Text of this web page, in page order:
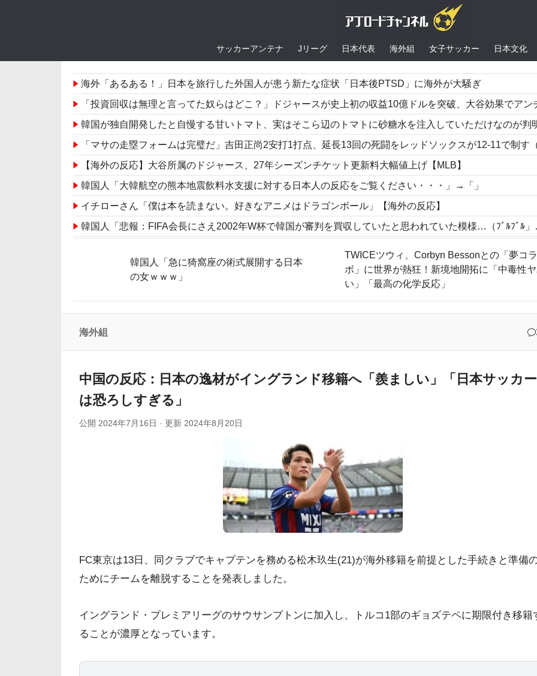
サッカーアンテナ Jリーグ 日本代表 海外組 女子サッカー 日本文化
海外「あるある！」日本を旅行した外国人が患う新たな症状「日本後PTSD」に海外が大騒ぎ
「投資回収は無理と言ってた奴らはどこ？」ドジャースが史上初の収益10億ドルを突破、大谷効果でアンチに皮肉の声も【海外の反応
韓国が独自開発したと自慢する甘いトマト、実はそこら辺のトマトに砂糖水を注入していただけなのが判明して大問題に
「マサの走塁フォームは完璧だ」吉田正尚2安打1打点、延長13回の死闘をレッドソックスが12-11で制す（海外の反応
【海外の反応】大谷所属のドジャース、27年シーズンチケット更新料大幅値上げ【MLB】
韓国人「大韓航空の熊本地震飲料水支援に対する日本人の反応をご覧ください・・・」→「」
イチローさん「僕は本を読まない。好きなアニメはドラゴンボール」【海外の反応】
韓国人「悲報：FIFA会長にさえ2002年W杯で韓国が審判を買収していたと思われていた模様…（ﾌﾞﾙﾌﾞﾙ」＝韓国の反応
海外「日本のアニメの中でも、過小評価されている隠れた名作といえばこの作品なんだよね・・・！」【海外の反応
日本人「敷地内に勝手に停めた車がバチバチにブロックされててウケた」→結末がめっちゃおもろいｗｗｗ【タイ人の反応
韓国人「韓国サッカー協会の審判買収、遂に海外でも話題に…」→「2002年の栄光まで疑われる…（ﾌﾞﾙﾌﾞﾙ」＝韓国の反
海外の反応：韓国サッカー協会、国際審判員らを性接待
韓国人「急に猗窩座の術式展開する日本
の女ｗｗｗ」
TWICEツウィ、Corbyn Bessonとの「夢コラ
ボ」に世界が熱狂！新境地開拓に「中毒性
い」「最高の化学反応」
海外組
中国の反応：日本の逸材がイングランド移籍へ「羨ましい」「日本サッカー
は恐ろしすぎる」
公開 2024年7月16日 · 更新 2024年8月20日
FC東京は13日、同クラブでキャプテンを務める松木玖生(21)が海外移籍を前提とした手続きと準備
ためにチームを離脱することを発表しました。
イングランド・プレミアリーグのサウサンプトンに加入し、トルコ1部のギョズテペに期限付き移籍
ることが濃厚となっています。